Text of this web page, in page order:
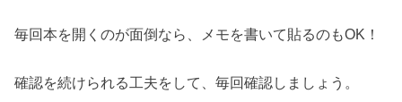
毎回本を開くのが面倒なら、メモを書いて貼るのもOK！
確認を続けられる工夫をして、毎回確認しましょう。